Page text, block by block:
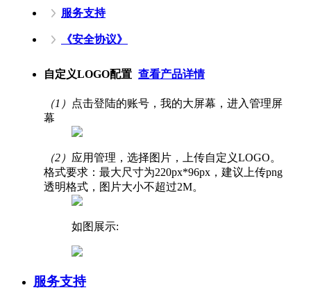
服务支持
《安全协议》
自定义LOGO配置 查看产品详情
（1）
点击登陆的账号，我的大屏幕，进入管理屏
幕
（2） 应用管理，选择图片，上传自定义LOGO。
格式要求：最大尺寸为220px*96px，建议上传png
透明格式，图片大小不超过2M。
如图展示:
服务支持